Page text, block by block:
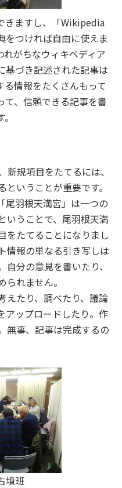
きますし、「Wikipedia
つければ自由に使えま
がちなウィキペディア
基づき記述された記事は
情報をたくさんもって
て、信頼できる記事を書
規項目をたてるには、
いうことが重要です。
尾羽根天満宮」は一つの
いうことで、尾羽根天満
をたてることになりまし
情報の単なる引き写しは
分の意見を書いたり、
れません。
えたり、調べたり、議論
アップロードしたり。作
無事、記事は完成するの
墳班